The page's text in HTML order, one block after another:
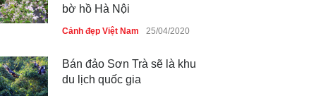
bờ hồ Hà Nội
Cảnh đẹp Việt Nam 25/04/2020
Bán đảo Sơn Trà sẽ là khu
du lịch quốc gia